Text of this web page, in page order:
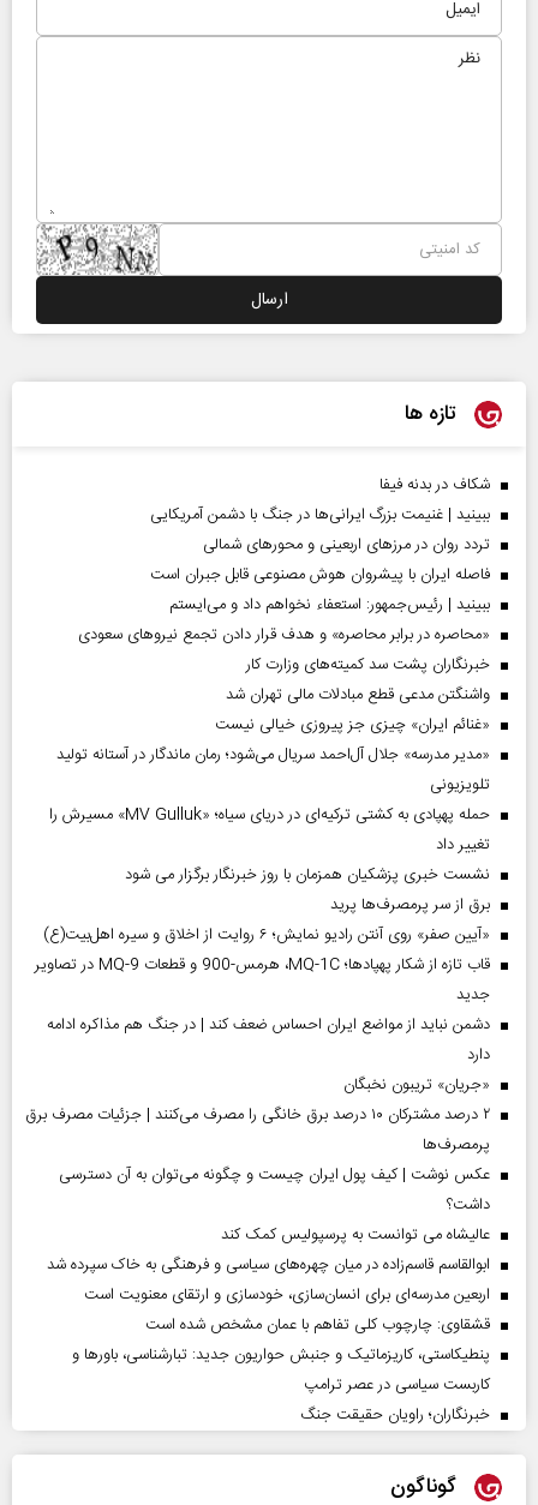
تازه ها
شکاف در بدنه فیفا
ببینید | غنیمت بزرگ ایرانی‌ها در جنگ با دشمن آمریکایی
تردد روان در مرزهای اربعینی و محورهای شمالی
فاصله ایران با پیشرو‌ان هوش مصنوعی قابل جبران است
ببینید | رئیس‌جمهور: استعفاء نخواهم داد و می‌ایستم
«محاصره در برابر محاصره» و هدف قرار دادن تجمع نیروهای سعودی
خبرنگاران پشت سد کمیته‌های وزارت کار
واشنگتن مدعی قطع مبادلات مالی تهران شد
«غنائم ایران» چیزی جز پیروزی خیالی نیست
«مدیر مدرسه» جلال آل‌احمد سریال می‌شود؛ رمان ماندگار در آستانه تولید
تلویزیونی
حمله پهپادی به کشتی ترکیه‌ای در دریای سیاه؛ «MV Gulluk» مسیرش را
تغییر داد
نشست خبری پزشکیان همزمان با روز خبرنگار برگزار می شود
برق از سر پرمصرف‌ها پرید
«آیین صفر» روی آنتن رادیو نمایش؛ ۶ روایت از اخلاق و سیره اهل‌بیت(ع)
قاب تازه از شکار پهپادها؛ MQ-1C، هرمس-900 و قطعات MQ-9 در تصاویر
جدید
دشمن نباید از مواضع ایران احساس ضعف کند | در جنگ هم مذاکره ادامه
دارد
«جریان» تریبون نخبگان
۲ درصد مشترکان ۱۰ درصد برق خانگی را مصرف می‌کنند | جزئیات مصرف برق
پرمصرف‌ها
عکس نوشت | کیف پول ایران چیست و چگونه می‌توان به آن دسترسی
داشت؟
عالیشاه می توانست به پرسپولیس کمک کند
ابوالقاسم قاسم‌زاده در میان چهره‌های سیاسی و فرهنگی به خاک سپرده شد
اربعین مدرسه‌ای برای انسان‌سازی، خودسازی و ارتقای معنویت است
قشقاوی: چارچوب کلی تفاهم با عمان مشخص شده است
پنطیکاستی، کاریزماتیک و جنبش حواریون جدید: تبارشناسی، باور‌ها و
کاربست سیاسی در عصر ترامپ
خبرنگاران؛ راویان حقیقت جنگ
گوناگون